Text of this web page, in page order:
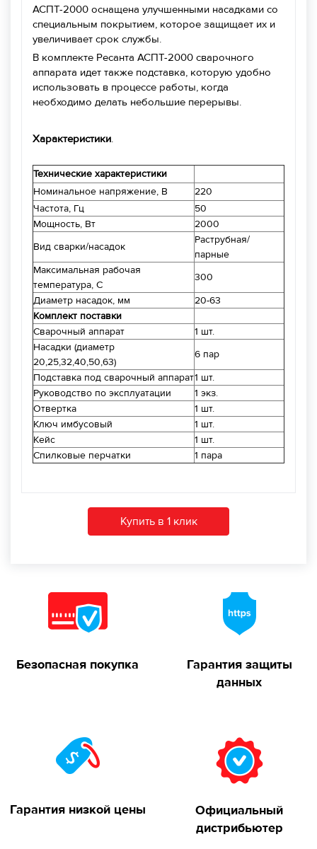
АСПТ-2000 оснащена улучшенными насадками со
специальным покрытием, которое защищает их и
увеличивает срок службы.
В комплекте Ресанта АСПТ-2000 сварочного
аппарата идет также подставка, которую удобно
использовать в процессе работы, когда
необходимо делать небольшие перерывы.
Характеристики.
Технические характеристики
Номинальное напряжение, В
220
Частота, Гц
50
Мощность, Вт
2000
Вид сварки/насадок
Раструбная/
парные
Максимальная рабочая
температура, С
300
Диаметр насадок, мм
20-63
Комплект поставки
Сварочный аппарат
1 шт.
Насадки (диаметр
20,25,32,40,50,63)
6 пар
Подставка под сварочный аппарат1 шт.
Руководство по эксплуатации
1 экз.
Отвертка
1 шт.
Ключ имбусовый
1 шт.
Кейс
1 шт.
Спилковые перчатки
1 пара
Купить в 1 клик
Безопасная покупка
Гарантия защиты
данных
Гарантия низкой цены
Официальный
дистрибьютер